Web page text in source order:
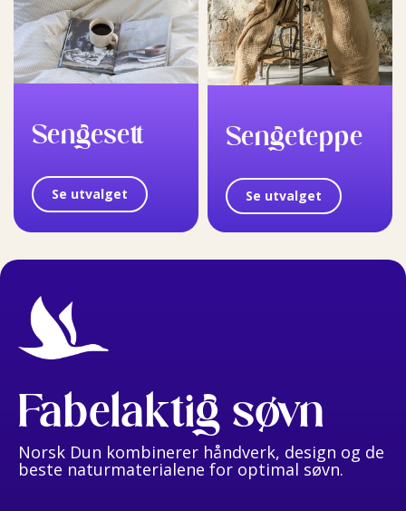
Sengesett
Se utvalget
Sengeteppe
Se utvalget
Fabelaktig søvn
Norsk Dun kombinerer håndverk, design og de
beste naturmaterialene for optimal søvn.